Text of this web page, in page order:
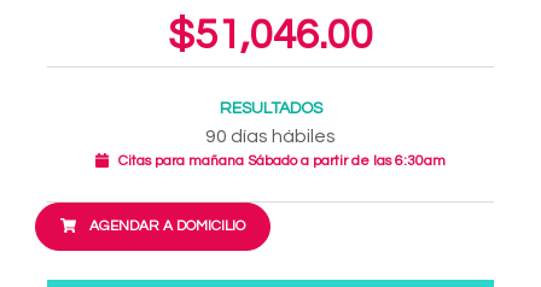
$51,046.00
RESULTADOS
90 días hábiles
Citas para mañana Sábado a partir de las 6:30am
AGENDAR A DOMICILIO